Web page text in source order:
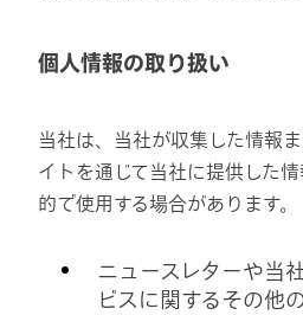
個人情報の取り扱い
当社は、当社が収集した情報
イトを通じて当社に提供した
的で使用する場合があります。
ニュースレターや当
ビスに関するその他